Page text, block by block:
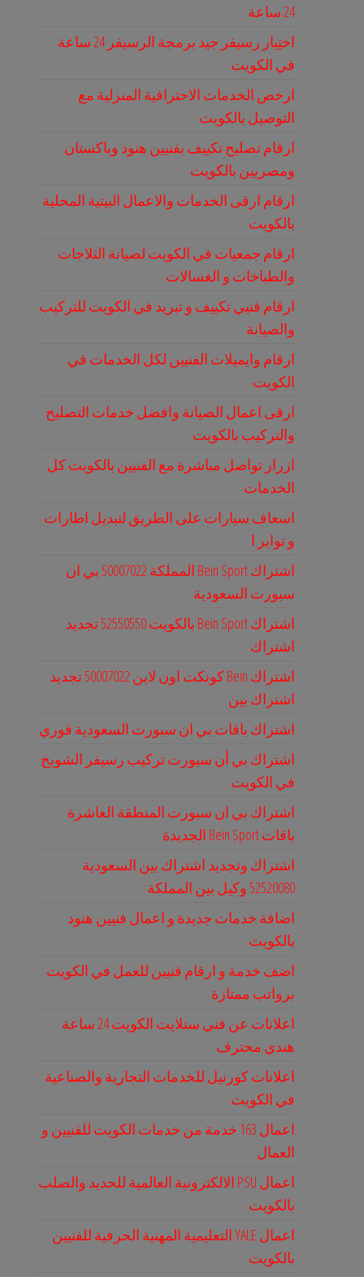
24 ساعة
اختِيار رسيفر جيد برمجة الرسيفر 24 ساعة
في الكويت
ارخص الخدمات الاحترافية المنزلية مع
التوصيل بالكويت
ارقام تصليح تكييف بفنيين هنود وباكستان
ومصريين بالكويت
ارقام ارقى الخدمات والاعمال البيتية المحلية
بالكويت
ارقام جمعيات في الكويت لصيانة الثلاجات
والطباخات و الغسالات
ارقام فنيي تكييف و تبريد في الكويت للتركيب
والصيانة
ارقام وايميلات الفنيين لكل الخدمات في
الكويت
ارقى اعمال الصيانة وافضل خدمات التصليح
والتركيب بالكويت
ازرار تواصل مباشرة مع الفنيين بالكويت كل
الخدمات
اسعاف سيارات على الطريق لتبديل اطارات
و تواير ا
اشتراك Bein Sport المملكة 50007022 بي ان
سبورت السعودية
اشتراك Bein Sport بالكويت 52550550 تجديد
اشتراك
اشتراك Bein كونكت اون لاين 50007022 تجديد
اشتراك بين
اشتراك باقات بي ان سبورت السعودية فوري
اشتراك بي أن سبورت تركيب رسيفر الشويخ
في الكويت
اشتراك بي ان سبورت المنطقة العاشرة
باقات Bein Sport الجديدة
اشتراك وتجديد اشتراك بين السعودية
52520080 وكيل بين المملكة
اضافة خدمات جديدة و اعمال فنيين هنود
بالكويت
اضف خدمة و ارقام فنيين للعمل في الكويت
برواتب ممتازة
اعلانات عن فني ستلايت الكويت 24 ساعة
هندي محترف
اعلانات كورنيل للخدمات التجارية والصناعية
في الكويت
اعمال 163 خدمة من خدمات الكويت للفنيين و
العمال
اعمال PSU الالكترونية العالمية للحديد والصلب
بالكويت
اعمال YALE التعليمية المهنية الحرفية للفنيين
بالكويت